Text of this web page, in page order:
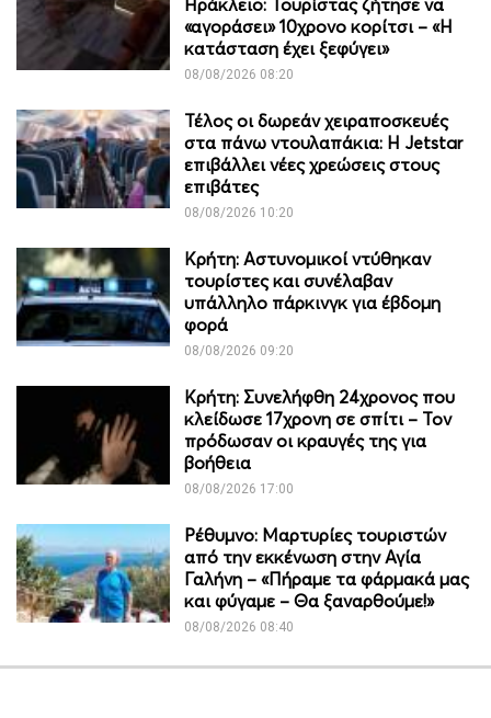
Ηράκλειο: Τουρίστας ζήτησε να
«αγοράσει» 10χρονο κορίτσι – «Η
κατάσταση έχει ξεφύγει»
08/08/2026 08:20
Τέλος οι δωρεάν χειραποσκευές
στα πάνω ντουλαπάκια: Η Jetstar
επιβάλλει νέες χρεώσεις στους
επιβάτες
08/08/2026 10:20
Κρήτη: Αστυνομικοί ντύθηκαν
τουρίστες και συνέλαβαν
υπάλληλο πάρκινγκ για έβδομη
φορά
08/08/2026 09:20
Κρήτη: Συνελήφθη 24χρονος που
κλείδωσε 17χρονη σε σπίτι – Τον
πρόδωσαν οι κραυγές της για
βοήθεια
08/08/2026 17:00
Ρέθυμνο: Μαρτυρίες τουριστών
από την εκκένωση στην Αγία
Γαλήνη – «Πήραμε τα φάρμακά μας
και φύγαμε – Θα ξαναρθούμε!»
08/08/2026 08:40